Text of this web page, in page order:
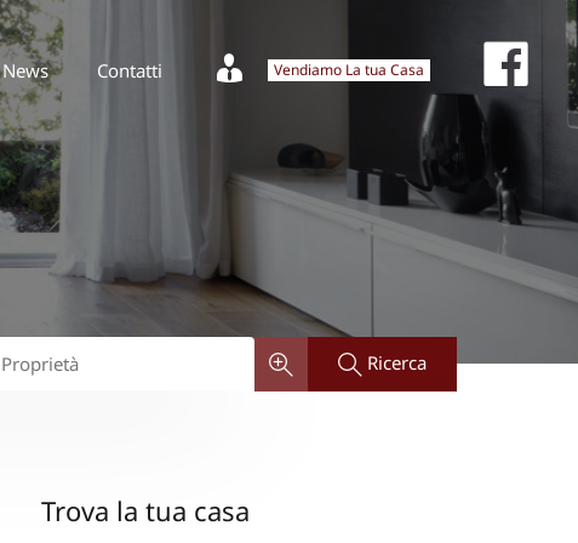
News
News Contatti Vendiamo La tua Casa
Ricerca
Trova la tua casa